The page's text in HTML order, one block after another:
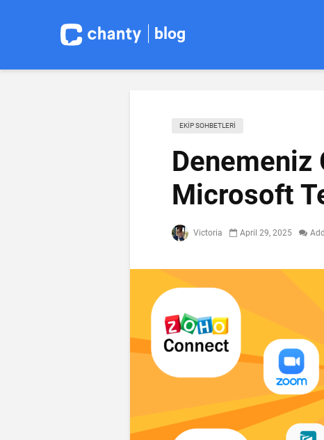
blog
EKIP SOHBETLERI
Denemeniz
Microsoft
Victoria April 29, 2025